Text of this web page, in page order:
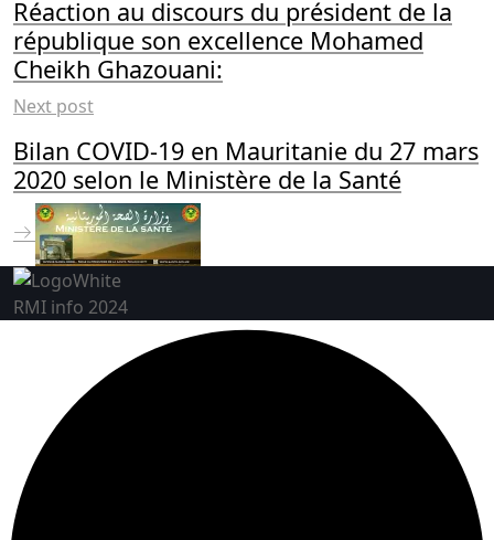
Réaction au discours du président de la
république son excellence Mohamed
Cheikh Ghazouani:
Next post
Bilan COVID-19 en Mauritanie du 27 mars
2020 selon le Ministère de la Santé
RMI info 2024